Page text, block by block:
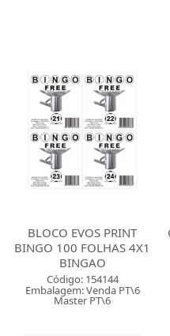
BLOCO EVOS PRINT
BINGO 100 FOLHAS 4X1
BINGAO
Código: 154144
Embalagem: Venda PT\6
Master PT\6